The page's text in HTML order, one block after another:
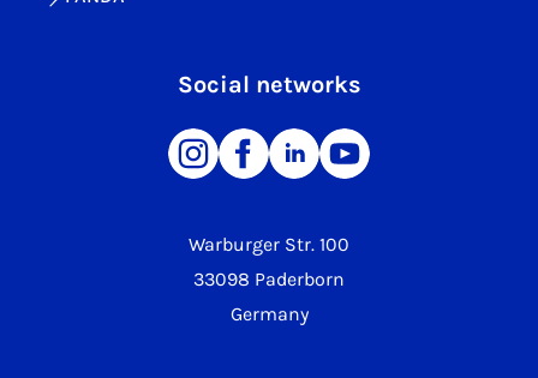
Warburger Str. 100
33098 Paderborn
Germany
Social networks